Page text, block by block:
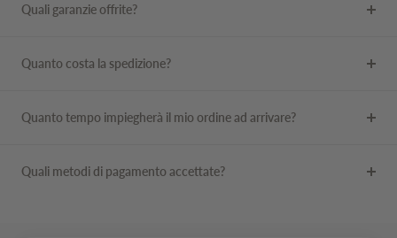
Quali garanzie offrite?
Quanto costa la spedizione?
Quanto tempo impiegherà il mio ordine ad arrivare?
Quali metodi di pagamento accettate?